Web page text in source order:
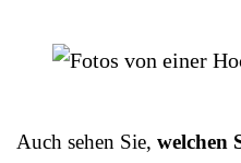
Auch sehen Sie, welchen